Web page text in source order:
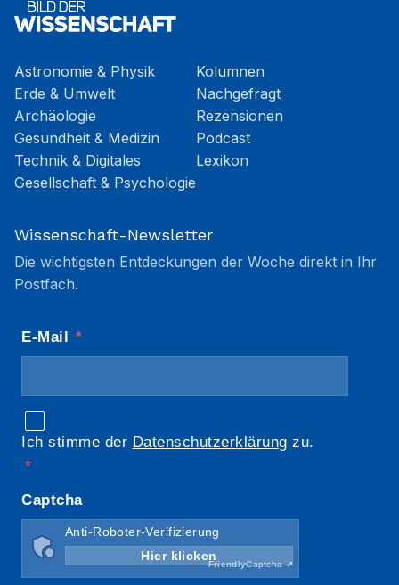
Astronomie & Physik
Erde & Umwelt
Archäologie
Gesundheit & Medizin
Technik & Digitales
Gesellschaft & Psychologie
Kolumnen
Nachgefragt
Rezensionen
Podcast
Lexikon
Wissenschaft-Newsletter
Die wichtigsten Entdeckungen der Woche direkt in Ihr
Postfach.